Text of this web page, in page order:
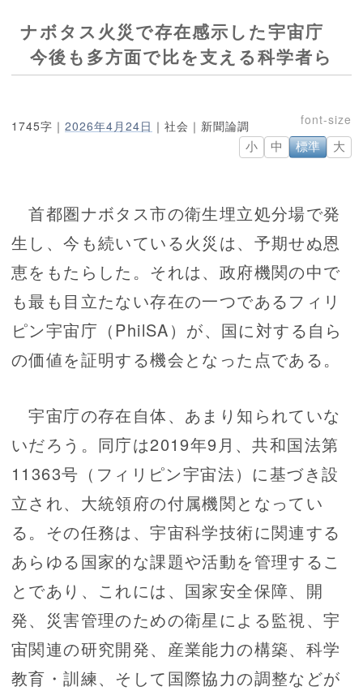
ナボタス火災で存在感示した宇宙庁
今後も多方面で比を支える科学者ら
1745字｜ 2026年4月24日 ｜社会｜新聞論調
小 中 標準 大
首都圏ナボタス市の衛生埋立処分場で発
生し、今も続いている火災は、予期せぬ恩
恵をもたらした。それは、政府機関の中で
も最も目立たない存在の一つであるフィリ
ピン宇宙庁（PhilSA）が、国に対する自ら
の価値を証明する機会となった点である。
宇宙庁の存在自体、あまり知られていな
いだろう。同庁は2019年9月、共和国法第
11363号（フィリピン宇宙法）に基づき設
立され、大統領府の付属機関となってい
る。その任務は、宇宙科学技術に関連する
あらゆる国家的な課題や活動を管理するこ
とであり、これには、国家安全保障、開
発、災害管理のための衛星による監視、宇
宙関連の研究開発、産業能力の構築、科学
教育・訓練、そして国際協力の調整などが